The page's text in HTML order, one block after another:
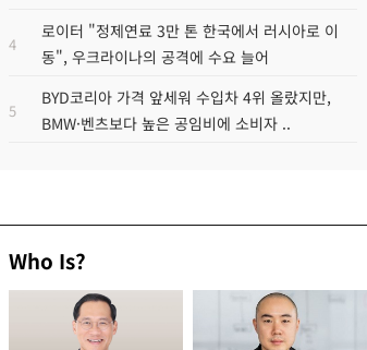
4
로이터 "정제연료 3만 톤 한국에서 러시아로 이
동", 우크라이나의 공격에 수요 늘어
5
BYD코리아 가격 앞세워 수입차 4위 올랐지만,
BMW·벤츠보다 높은 공임비에 소비자 ..
Who Is?